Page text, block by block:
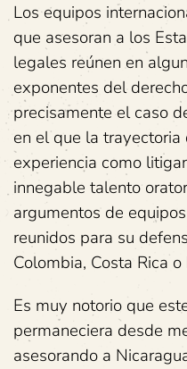
Los equipos
que asesoran a los
legales reúnen en
exponentes del
precisamente el caso
en el que la
experiencia como
innegable talento
argumentos de
reunidos para su
Colombia, Costa Rica
Es muy notorio que
permaneciera desde
asesorando a